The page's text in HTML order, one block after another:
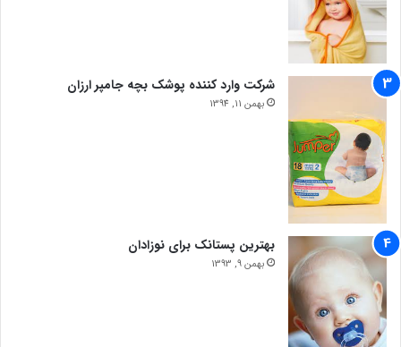
شرکت وارد کننده پوشک بچه جامپر ارزان
بهمن 11, 1394
بهترین پستانک برای نوزادان
بهمن 9, 1393